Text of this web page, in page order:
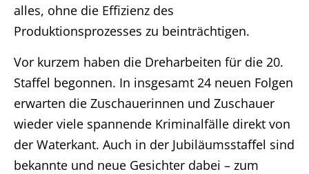
alles, ohne die Effizienz des
Produktionsprozesses zu beinträchtigen.
Vor kurzem haben die Dreharbeiten für die 20.
Staffel begonnen. In insgesamt 24 neuen Folgen
erwarten die Zuschauerinnen und Zuschauer
wieder viele spannende Kriminalfälle direkt von
der Waterkant. Auch in der Jubiläumsstaffel sind
bekannte und neue Gesichter dabei – zum
Produktionen
Karriere
Kontakt
DE